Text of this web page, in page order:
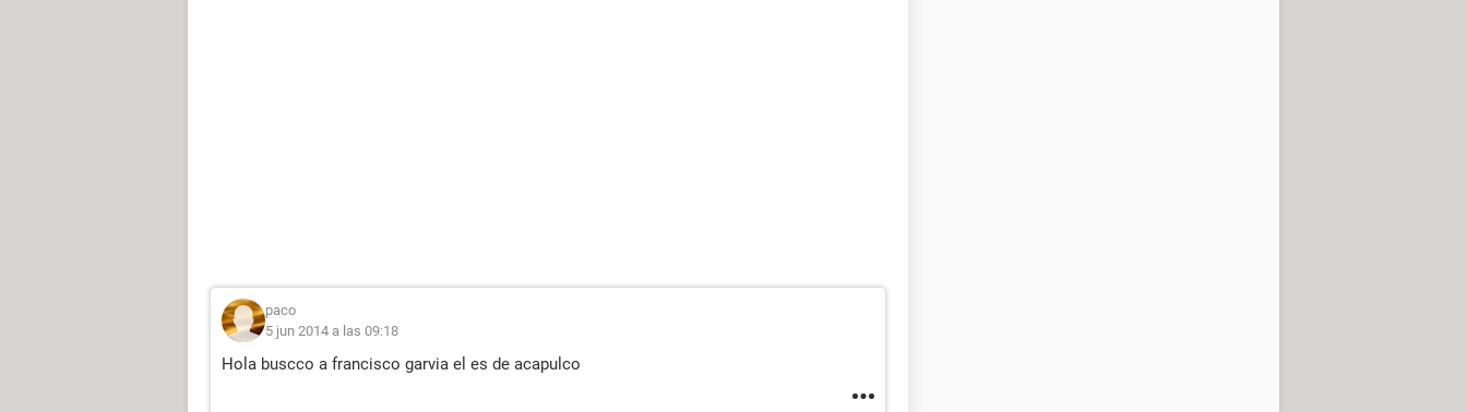
paco
5 jun 2014 a las 09:18
Hola buscco a francisco garvia el es de acapulco